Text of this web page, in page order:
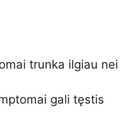
trunka ilgiau nei
gali tęstis